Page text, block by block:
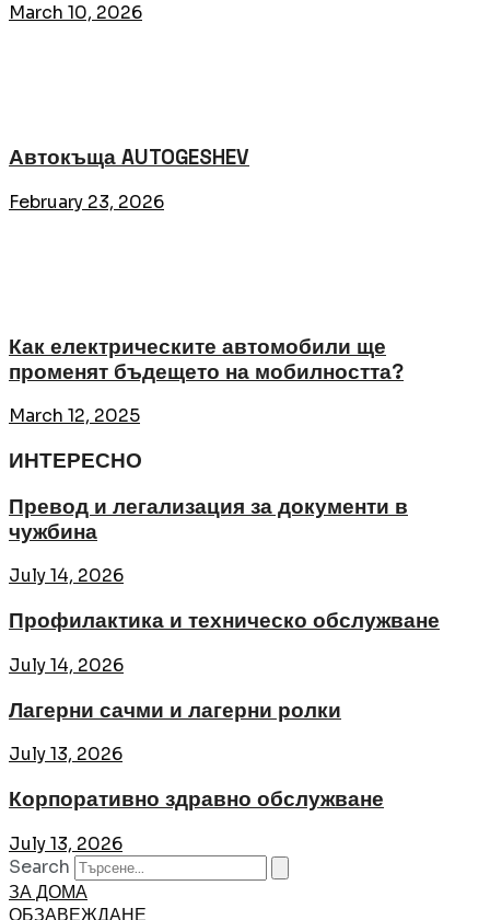
March 10, 2026
Автокъща AUTOGESHEV
February 23, 2026
Как електрическите автомобили ще
променят бъдещето на мобилността?
March 12, 2025
ИНТЕРЕСНО
Превод и легализация за документи в
чужбина
July 14, 2026
Профилактика и техническо обслужване
July 14, 2026
Лагерни сачми и лагерни ролки
July 13, 2026
Корпоративно здравно обслужване
July 13, 2026
Search
ЗА ДОМА
ОБЗАВЕЖДАНЕ